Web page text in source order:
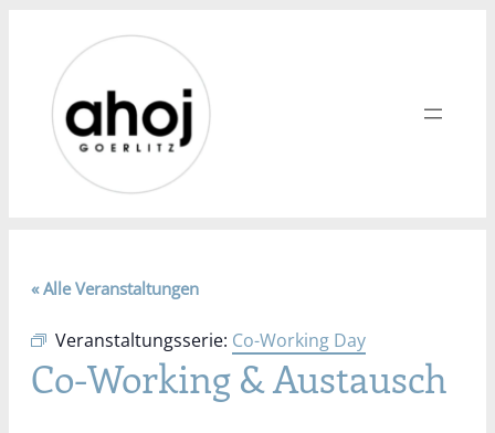
« Alle Veranstaltungen
Veranstaltungsserie: Co-Working Day
Co-Working & Austausch